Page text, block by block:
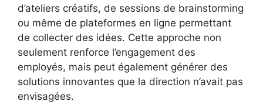
d’ateliers créatifs, de sessions de brainstorming
ou même de plateformes en ligne permettant
de collecter des idées. Cette approche non
seulement renforce l’engagement des
employés, mais peut également générer des
solutions innovantes que la direction n’avait pas
envisagées.